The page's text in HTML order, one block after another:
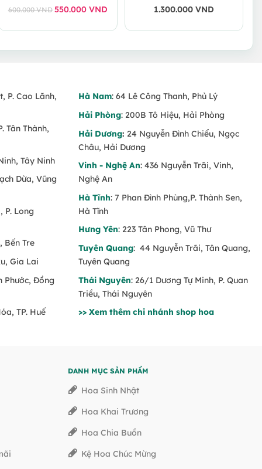
600.000VND Giá
là:
550.000VND
Giá
tại
550.000 VND.
1.300.000 VND
P. Cao Lãnh,
Tân Thành,
Tây Ninh
Dừa, Vũng
P. Long
Bến Tre
Gia Lai
Phước, Đồng
TP. Huế
Hà Nam: 64 Lê Công Thanh, Phủ Lý
Hải Phòng: 200B Tô Hiệu, Hải Phòng
Hải Dương: 24 Nguyễn Đình Chiểu, Ngọc
Châu, Hải Dương
Vinh - Nghệ An: 436 Nguyễn Trãi, Vinh,
Nghệ An
Hà Tĩnh: 7 Phan Đình Phùng,P. Thành Sen,
Hà Tĩnh
Hưng Yên: 223 Tân Phong, Vũ Thư
Tuyên Quang: 44 Nguyễn Trãi, Tân Quang,
Tuyên Quang
Thái Nguyên: 26/1 Dương Tự Minh, P. Quan
Triều, Thái Nguyên
>> Xem thêm chi nhánh shop hoa
DANH MỤC SẢN PHẨM
Hoa Sinh Nhật
Hoa Khai Trương
Hoa Chia Buồn
Kệ Hoa Chúc Mừng